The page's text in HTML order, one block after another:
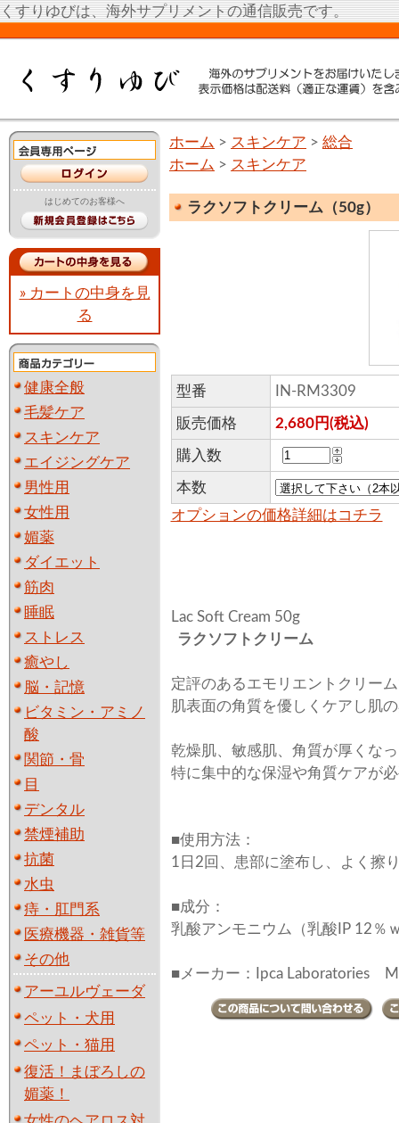
くすりゆびは、海外サプリメントの通信販売です。
はじめてのお客様へ
» カートの中身を見
る
健康全般
毛髪ケア
スキンケア
エイジングケア
男性用
女性用
媚薬
ダイエット
筋肉
睡眠
ストレス
癒やし
脳・記憶
ビタミン・アミノ
酸
関節・骨
目
デンタル
禁煙補助
抗菌
水虫
痔・肛門系
医療機器・雑貨等
その他
アーユルヴェーダ
ペット・犬用
ペット・猫用
復活！まぼろしの
媚薬！
ホーム > スキンケア > 総合
ホーム > スキンケア
ラクソフトクリーム（50g）
型番 IN-RM3309
販売価格 2,680円(税込)
購入数
本数
オプションの価格詳細はコチラ
Lac Soft Cream 50g
ラクソフトクリーム
定評のあるエモリエントクリー
肌表面の角質を優しくケアし肌
乾燥肌、敏感肌、角質が厚くな
特に集中的な保湿や角質ケアが
■使用方法：
1日2回、患部に塗布し、よく擦
■成分：
乳酸アンモニウム（乳酸IP 12％
■メーカー：Ipca Laboratories